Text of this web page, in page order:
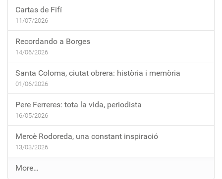
Cartas de Fifí
11/07/2026
Recordando a Borges
14/06/2026
Santa Coloma, ciutat obrera: història i memòria
01/06/2026
Pere Ferreres: tota la vida, periodista
16/05/2026
Mercè Rodoreda, una constant inspiració
13/03/2026
E
More…